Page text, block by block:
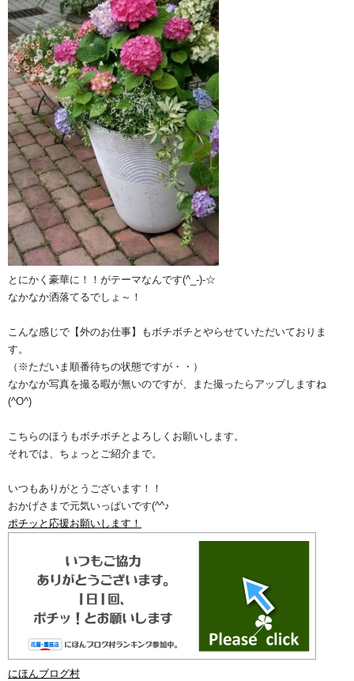
とにかく豪華に！！がテーマなんです(^_-)-☆
なかなか洒落てるでしょ～！
こんな感じで【外のお仕事】もボチボチとやらせていただいておりま
す。
（※ただいま順番待ちの状態ですが・・）
なかなか写真を撮る暇が無いのですが、また撮ったらアップしますね
(^O^)
こちらのほうもボチボチとよろしくお願いします。
それでは、ちょっとご紹介まで。
いつもありがとうございます！！
おかげさまで元気いっぱいです(^^♪
ポチッと応援お願いします！
にほんブログ村